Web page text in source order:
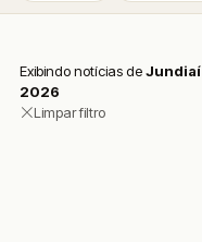
Exibindo notícias deJundiaí
2026
Limpar filtro